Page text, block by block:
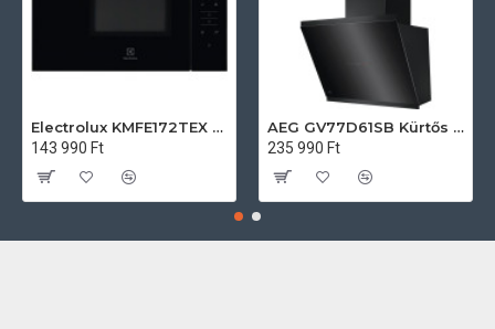
Electrolux KMFE172TEX Felsőszekrénybe építhető mikrohullámú sütő
143 990 Ft
AEG GV77D61SB Kürtős páraelszívó
235 990 Ft